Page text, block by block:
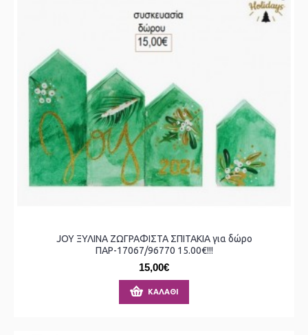
JOY ΞΥΛΙΝΑ ΖΩΓΡΑΦΙΣΤΑ ΣΠΙΤΑΚΙΑ για δώρο
ΠΑΡ-17067/96770 15.00€!!!
15,00€
ΚΑΛΆΘΙ